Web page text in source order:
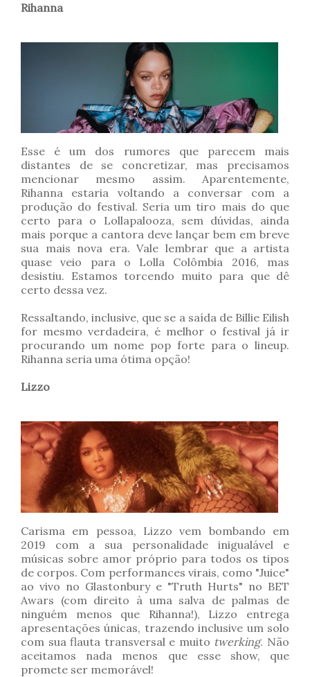
Rihanna
Esse é um dos rumores que parecem mais
distantes de se concretizar, mas precisamos
mencionar mesmo assim. Aparentemente,
Rihanna estaria voltando a conversar com a
produção do festival. Seria um tiro mais do que
certo para o Lollapalooza, sem dúvidas, ainda
mais porque a cantora deve lançar bem em breve
sua mais nova era. Vale lembrar que a artista
quase veio para o Lolla Colômbia 2016, mas
desistiu. Estamos torcendo muito para que dê
certo dessa vez.
Ressaltando, inclusive, que se a saída de Billie Eilish
for mesmo verdadeira, é melhor o festival já ir
procurando um nome pop forte para o lineup.
Rihanna seria uma ótima opção!
Lizzo
Carisma em pessoa, Lizzo vem bombando em
2019 com a sua personalidade inigualável e
músicas sobre amor próprio para todos os tipos
de corpos. Com performances virais, como "Juice"
ao vivo no Glastonbury e "Truth Hurts" no BET
Awars (com direito à uma salva de palmas de
ninguém menos que Rihanna!), Lizzo entrega
apresentações únicas, trazendo inclusive um solo
com sua flauta transversal e muito twerking. Não
aceitamos nada menos que esse show, que
promete ser memorável!